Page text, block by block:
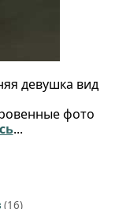
девушка вид
фото
...
(16)